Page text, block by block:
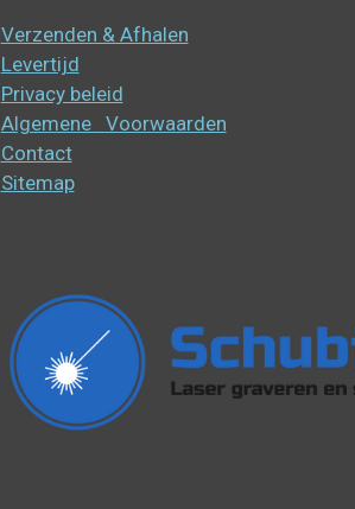
Verzenden & Afhalen
Levertijd
Privacy beleid
Algemene Voorwaarden
Contact
Sitemap